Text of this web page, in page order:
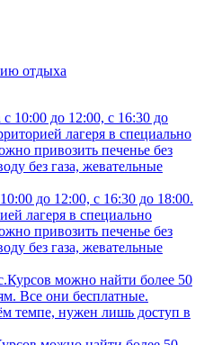
отдыха
до 12:00, с 16:30 до 18:00.
лагеря в специально
привозить печенье без
без газа, жевательные